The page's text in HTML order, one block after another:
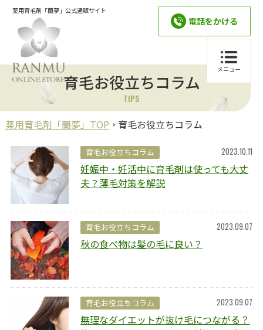
薬用育毛剤「蘭夢」公式通販サイト
電話をかける
メニュー
育毛お役立ちコラム
TIPS
薬用育毛剤「蘭夢」TOP 育毛お役立ちコラム
育毛お役立ちコラム 2023.10.11
妊娠中・妊活中に育毛剤は使っても大丈
夫？薄毛対策を解説
育毛お役立ちコラム 2023.09.07
秋の食べ物は髪の毛に良い？
育毛お役立ちコラム 2023.09.07
無理なダイエットが抜け毛につながる？